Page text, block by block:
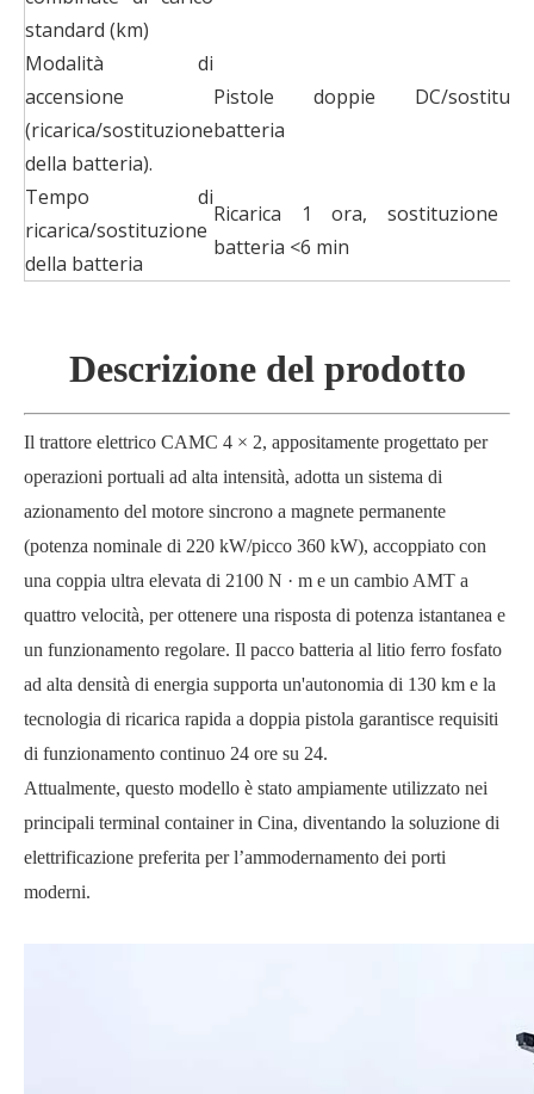
standard (km)
Modalità di
accensione
(ricarica/sostituzione
della batteria).
Pistole doppie DC/
batteria
Tempo di
ricarica/sostituzione
della batteria
Ricarica 1 ora, sostituzione
batteria <6 min
Descrizione del prodotto
Il trattore elettrico CAMC 4 × 2, appositamente progettato per
operazioni portuali ad alta intensità, adotta un sistema di
azionamento del motore sincrono a magnete permanente
(potenza nominale di 220 kW/picco 360 kW), accoppiato con
una coppia ultra elevata di 2100 N · m e un cambio AMT a
quattro velocità, per ottenere una risposta di potenza istantanea e
un funzionamento regolare. Il pacco batteria al litio ferro fosfato
ad alta densità di energia supporta un'autonomia di 130 km e la
tecnologia di ricarica rapida a doppia pistola garantisce requisiti
di funzionamento continuo 24 ore su 24.
Attualmente, questo modello è stato ampiamente utilizzato nei
principali terminal container in Cina, diventando la soluzione di
elettrificazione preferita per l’ammodernamento dei porti
moderni.